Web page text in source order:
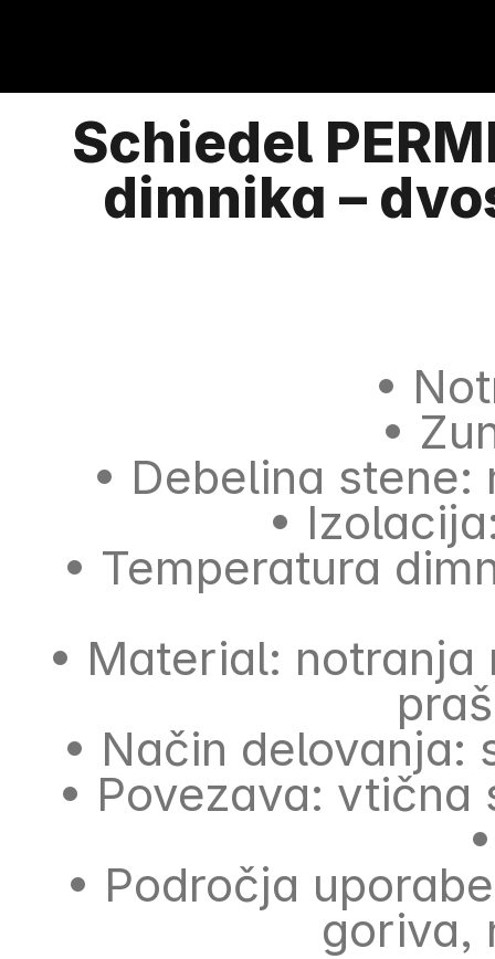
Schiedel
dimnika –
•
•
• Debelina
•
• Temperatura
• Material: notranja
• Način
• Povezava:
• Področja
goriva,